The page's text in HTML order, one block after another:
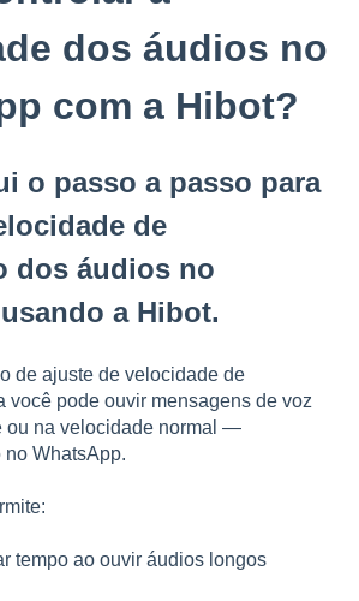
dos áudios no
com a Hibot?
o passo a passo para
de
dos áudios no
a Hibot.
de ajuste de velocidade de
você pode ouvir mensagens de voz
ou na velocidade normal —
WhatsApp.
tempo ao ouvir áudios longos